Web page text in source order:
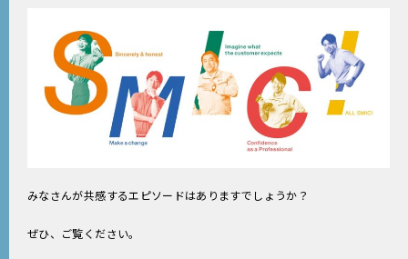
みなさんが共感するエピソードはありますでしょうか？
ぜひ、ご覧ください。